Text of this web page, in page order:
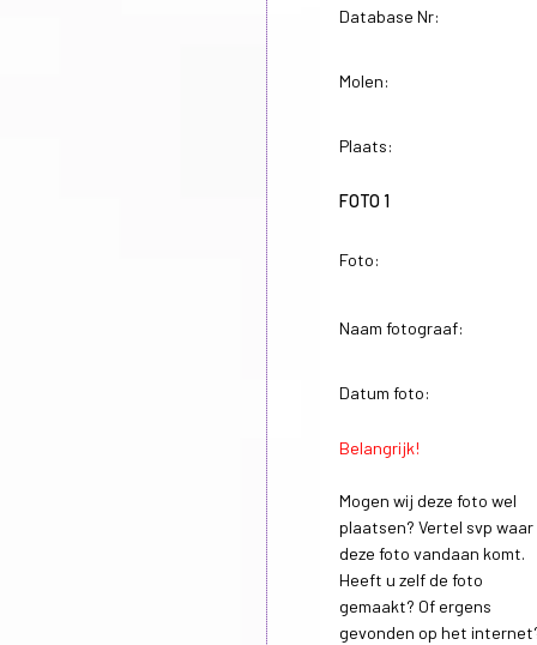
Database Nr:
Molen:
Plaats:
FOTO 1
Foto:
Naam fotograaf:
Datum foto:
Belangrijk!
Mogen wij deze foto wel
plaatsen? Vertel svp waar
deze foto vandaan komt.
Heeft u zelf de foto
gemaakt? Of ergens
gevonden op het